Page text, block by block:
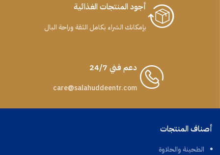
أجود المنتجات الغذائية
بإمكانك الشراء بكامل الثقة وراحة البال
دعم فني 24/7
care@salahuddeentr.com
أصناف المنتجات
الطحينة والحلاوة